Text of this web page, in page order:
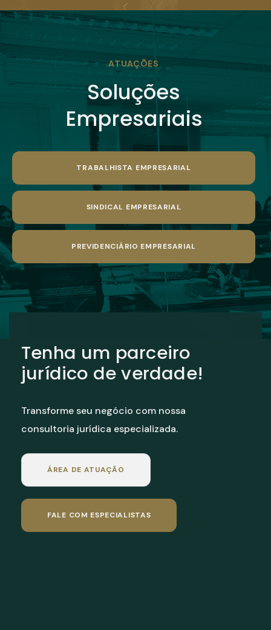
ATUAÇÕES
Soluções
Empresariais
TRABALHISTA EMPRESARIAL
SINDICAL EMPRESARIAL
PREVIDENCIÁRIO EMPRESARIAL
Tenha um parceiro
jurídico de verdade!
Transforme seu negócio com nossa
consultoria jurídica especializada.
ÁREA DE ATUAÇÃO
FALE COM ESPECIALISTAS